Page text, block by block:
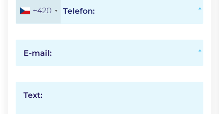
Telefon:
+420
E-mail:
Text: